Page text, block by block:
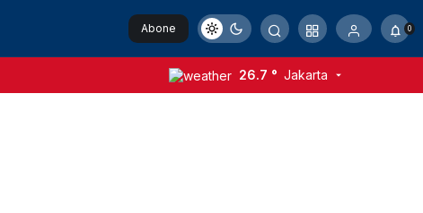
Abone
Ol
0
26.7 ° Jakarta